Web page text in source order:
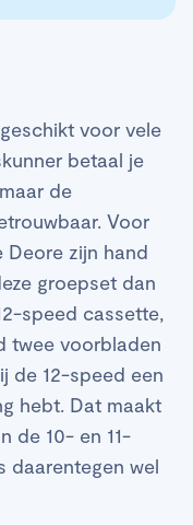
voor vele
betaal je
de
Voor
zijn hand
groepset dan
speed cassette,
twee voorbladen
de 12-speed een
hebt. Dat maakt
de 10- en 11-
daarentegen wel